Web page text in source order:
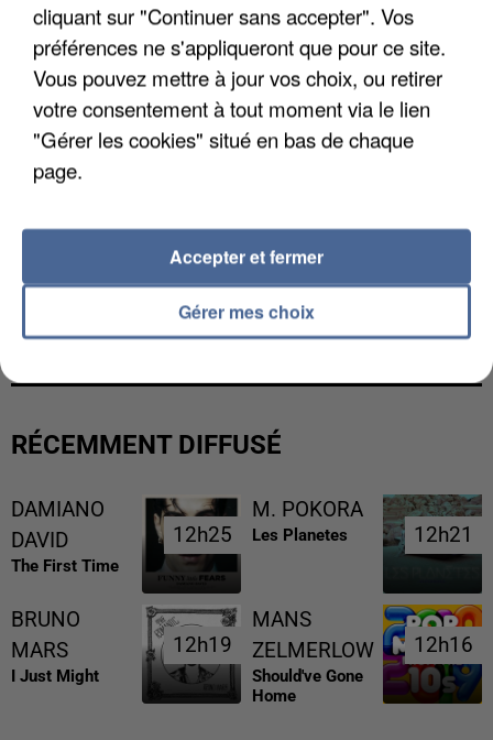
L’UN DES FONDATEURS SUPPOSÉS DE LA DZ
MAFIA INTERPELLÉ EN ALGÉRIE
RÉCEMMENT DIFFUSÉ
DAMIANO
DAVID
The First Time
12h25
12h25
M. POKORA
Les Planetes 12h21
12h21
BRUNO
MARS
I Just Might
12h19
12h19
MANS
ZELMERLOW
Should've Gone
Home
12h16
12h16
cliquant sur "Continuer sans accepter". Vos
préférences ne s'appliqueront que pour ce site.
Vous pouvez mettre à jour vos choix, ou retirer
votre consentement à tout moment via le lien
"Gérer les cookies" situé en bas de chaque
page.
Gérer mes choix
Accepter et fermer